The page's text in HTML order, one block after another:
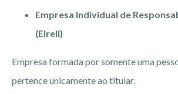
Empresa Individual de
(Eireli)
Empresa formada por somente uma
pertence unicamente ao titular.